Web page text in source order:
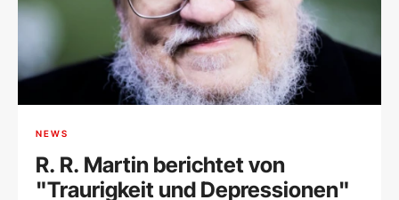
NEWS
R. R. Martin berichtet von
"Traurigkeit und Depressionen"